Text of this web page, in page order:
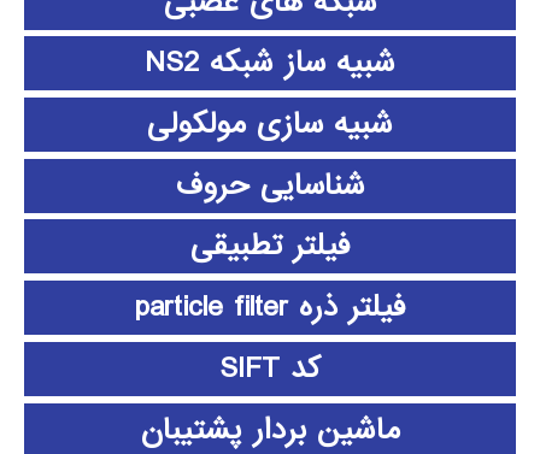
شبیه ساز شبکه NS2
شبیه سازی مولکولی
شناسایی حروف
فیلتر تطبیقی
فیلتر ذره particle filter
کد SIFT
ماشین بردار پشتیبان